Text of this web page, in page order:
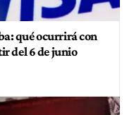
qué ocurrirá con
del 6 de junio